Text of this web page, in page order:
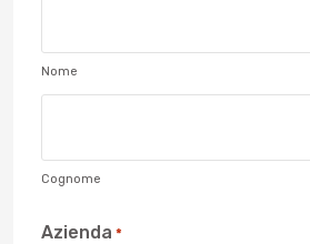
Nome
Cognome
Azienda *